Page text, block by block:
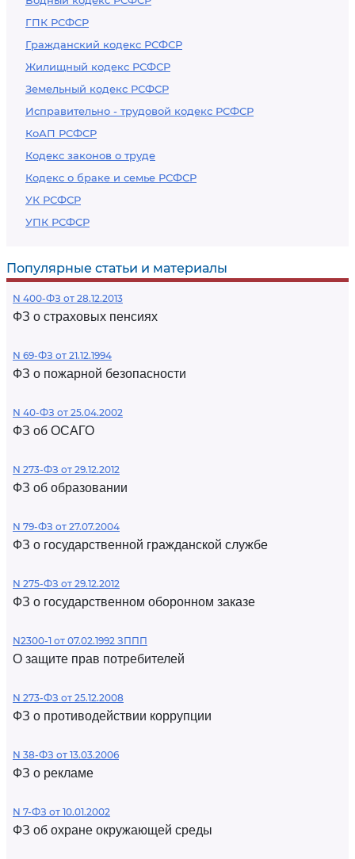
ГПК РСФСР
Гражданский кодекс РСФСР
Жилищный кодекс РСФСР
Земельный кодекс РСФСР
Исправительно - трудовой кодекс РСФСР
КоАП РСФСР
Кодекс законов о труде
Кодекс о браке и семье РСФСР
УК РСФСР
УПК РСФСР
Популярные статьи и материалы
N 400-ФЗ от 28.12.2013
ФЗ о страховых пенсиях
N 69-ФЗ от 21.12.1994
ФЗ о пожарной безопасности
N 40-ФЗ от 25.04.2002
ФЗ об ОСАГО
N 273-ФЗ от 29.12.2012
ФЗ об образовании
N 79-ФЗ от 27.07.2004
ФЗ о государственной гражданской службе
N 275-ФЗ от 29.12.2012
ФЗ о государственном оборонном заказе
N2300-1 от 07.02.1992 ЗППП
О защите прав потребителей
N 273-ФЗ от 25.12.2008
ФЗ о противодействии коррупции
N 38-ФЗ от 13.03.2006
ФЗ о рекламе
N 7-ФЗ от 10.01.2002
ФЗ об охране окружающей среды